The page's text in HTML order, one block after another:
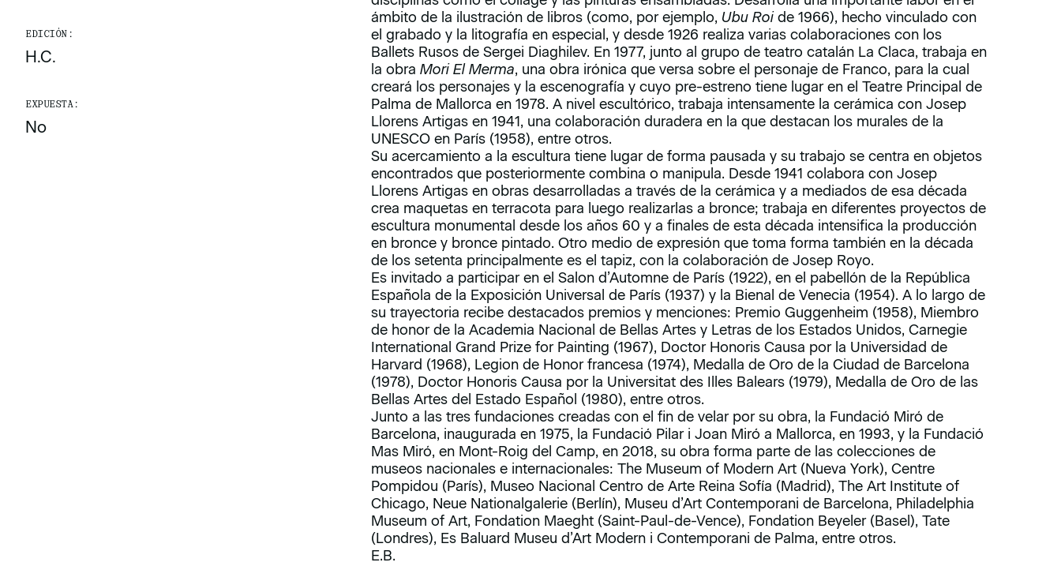
EDICIÓN:
H.C.
EXPUESTA:
No
ámbito de la ilustración de libros (como, por ejemplo, Ubu Roide 1966), hecho vinculado con
el grabado y la litografía en especial, y desde 1926 realiza varias colaboraciones con los
Ballets Rusos de Sergei Diaghilev. En 1977, junto al grupo de teatro catalán La Claca, trabaja en
la obraMori El Merma, una obra irónica que versa sobre el personaje de Franco, para la cual
creará los personajes y la escenografía y cuyo pre-estreno tiene lugar en el Teatre Principal de
Palma de Mallorca en 1978. A nivel escultórico, trabaja intensamente la cerámica con Josep
Llorens Artigas en 1941, una colaboración duradera en la que destacan los murales de la
UNESCO en París (1958), entre otros.
Su acercamiento a la escultura tiene lugar de forma pausada y su trabajo se centra en objetos
encontrados que posteriormente combina o manipula. Desde 1941 colabora con Josep
Llorens Artigas en obras desarrolladas a través de la cerámica y a mediados de esa década
crea maquetas en terracota para luego realizarlas a bronce; trabaja en diferentes proyectos de
escultura monumental desde los años 60 y a finales de esta década intensifica la producción
en bronce y bronce pintado. Otro medio de expresión que toma forma también en la década
de los setenta principalmente es el tapiz, con la colaboración de Josep Royo.
Es invitado a participar en el Salon d’Automne de París (1922), en el pabellón de la República
Española de la Exposición Universal de París (1937) y la Bienal de Venecia (1954). A lo largo de
su trayectoria recibe destacados premios y menciones: Premio Guggenheim (1958), Miembro
de honor de la Academia Nacional de Bellas Artes y Letras de los Estados Unidos, Carnegie
International Grand Prize for Painting (1967), Doctor Honoris Causa por la Universidad de
Harvard (1968), Legion de Honor francesa (1974), Medalla de Oro de la Ciudad de Barcelona
(1978), Doctor Honoris Causa por la Universitat des Illes Balears (1979), Medalla de Oro de las
Bellas Artes del Estado Español (1980), entre otros.
Junto a las tres fundaciones creadas con el fin de velar por su obra, la Fundació Miró de
Barcelona, inaugurada en 1975, la Fundació Pilar i Joan Miró a Mallorca, en 1993, y la Fundació
Mas Miró, en Mont-Roig del Camp, en 2018, su obra forma parte de las colecciones de
museos nacionales e internacionales: The Museum of Modern Art (Nueva York), Centre
Pompidou (París), Museo Nacional Centro de Arte Reina Sofía (Madrid), The Art Institute of
Chicago, Neue Nationalgalerie (Berlín), Museu d’Art Contemporani de Barcelona, Philadelphia
Museum of Art, Fondation Maeght (Saint-Paul-de-Vence), Fondation Beyeler (Basel), Tate
(Londres), Es Baluard Museu d’Art Modern i Contemporani de Palma, entre otros.
E.B.